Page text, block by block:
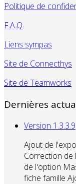
Politique de
F.A.Q.
Liens sympas
Site de Connecthys
Site de Teamworks
Dernières
Version 1.3.3.9
Ajout de
Correction de
de l'option
fiche famille